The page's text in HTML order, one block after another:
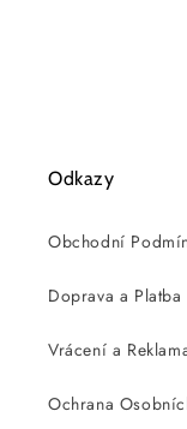
Odkazy
Obchodní
Doprava a Platba
Vrácení a
Ochrana